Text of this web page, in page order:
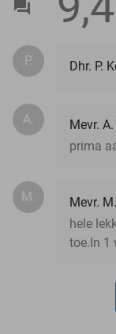
P. Dhr. P.
A.
Mevr.
prima
M.
Mevr.
hele
toe.In 1